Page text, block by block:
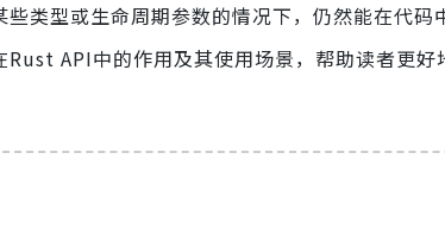
类型或生命周期参数的情况下，仍然能在代码
Rust API中的作用及其使用场景，帮助读者更好